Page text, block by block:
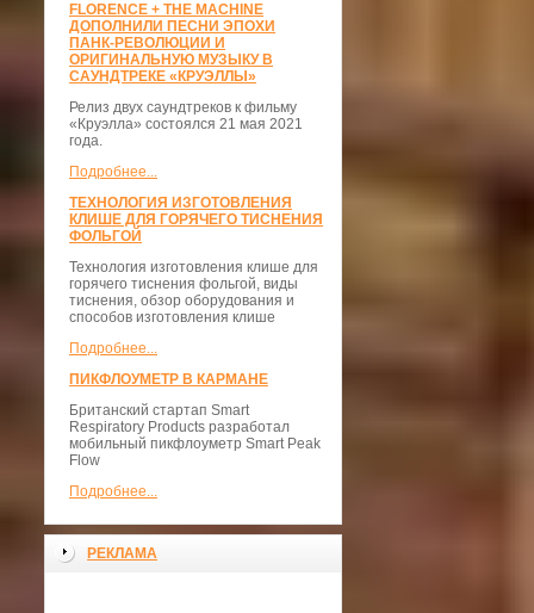
FLORENCE + THE MACHINE
ДОПОЛНИЛИ ПЕСНИ ЭПОХИ
ПАНК-РЕВОЛЮЦИИ И
ОРИГИНАЛЬНУЮ МУЗЫКУ В
САУНДТРЕКЕ «КРУЭЛЛЫ»
Релиз двух саундтреков к фильму
«Круэлла» состоялся 21 мая 2021
года.
Подробнее...
ТЕХНОЛОГИЯ ИЗГОТОВЛЕНИЯ
КЛИШЕ ДЛЯ ГОРЯЧЕГО ТИСНЕНИЯ
ФОЛЬГОЙ
Технология изготовления клише для
горячего тиснения фольгой, виды
тиснения, обзор оборудования и
способов изготовления клише
Подробнее...
ПИКФЛОУМЕТР В КАРМАНЕ
Британский стартап Smart
Respiratory Products разработал
мобильный пикфлоуметр Smart Peak
Flow
Подробнее...
РЕКЛАМА